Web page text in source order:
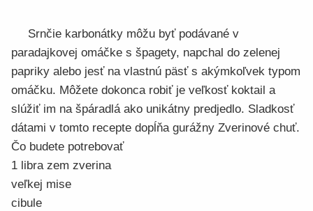
Srnčie karbonátky môžu byť podávané v
paradajkovej omáčke s špagety, napchal do zelenej
papriky alebo jesť na vlastnú päsť s akýmkoľvek typom
omáčku. Môžete dokonca robiť je veľkosť koktail a
slúžiť im na špáradlá ako unikátny predjedlo. Sladkosť
dátami v tomto recepte dopĺňa gurážny Zverinové chuť.
Čo budete potrebovať
1 libra zem zverina
veľkej mise
cibule